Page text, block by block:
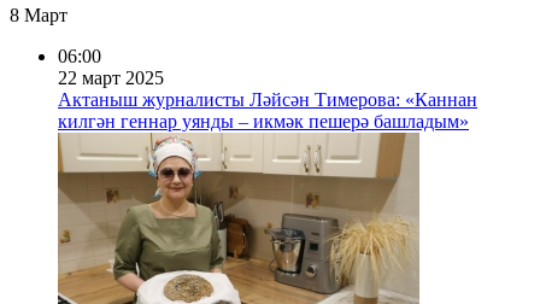
8 Март
06:00
22 март 2025
Актаныш журналисты Ләйсән Тимерова: «Каннан
килгән геннар уянды – икмәк пешерә башладым»